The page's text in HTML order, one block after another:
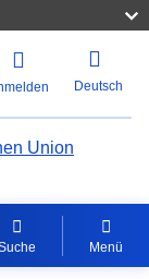
Deutsch
Union
Menü